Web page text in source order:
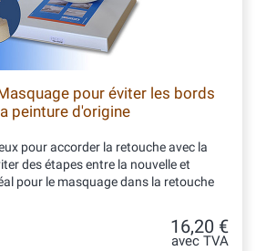
pour éviter les bords
peinture d'origine
pour accorder la retouche avec la
des étapes entre la nouvelle et
pour le masquage dans la retouche
16,20 €
avec TVA